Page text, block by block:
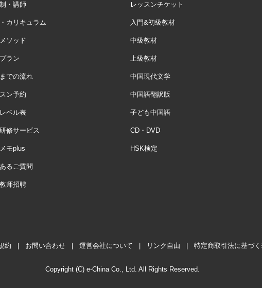
・講師
カリキュラム
ソッド
ラン
での流れ
ン予約
ベル表
修サービス
モplus
るご質問
师招聘
レッスンチケット
入門&初級教材
中級教材
上級教材
中国現代文学
中国語翻訳版
子ども中国語
CD・DVD
HSK検定
約 お問い合わせ 運営会社について リンク自由 特定商取引法に基づ
Copyright (C) e-China Co., Ltd. All Rights Reserved.